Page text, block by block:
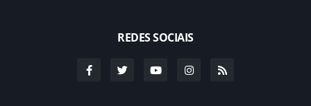
REDES SOCIAIS